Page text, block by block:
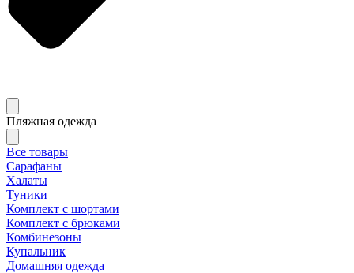
Пляжная одежда
Все товары
Сарафаны
Халаты
Туники
Комплект с шортами
Комплект с брюками
Комбинезоны
Купальник
Домашняя одежда